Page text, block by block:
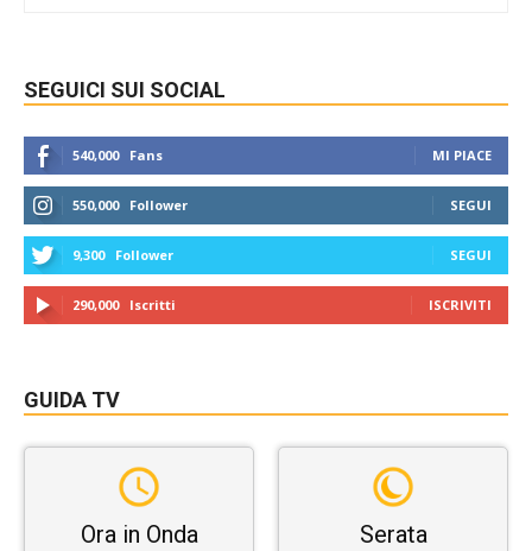
SEGUICI SUI SOCIAL
540,000 Fans MI PIACE
550,000 Follower SEGUI
9,300 Follower SEGUI
290,000 Iscritti ISCRIVITI
GUIDA TV
Ora in Onda Serata